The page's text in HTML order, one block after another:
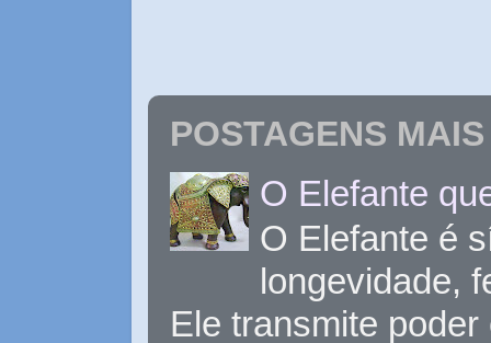
POSTAGENS
O Elefante
O Elefante é
longevidade,
Ele transmite